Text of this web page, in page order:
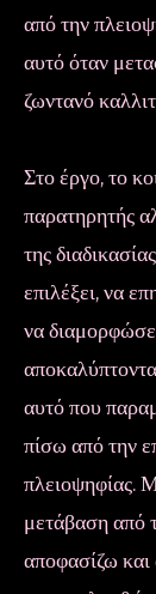
από την
αυτό όταν
ζωντανό
Στο έργο, το
παρατηρητής
της
επιλέξει, να
να
αυτό που
πίσω από την
πλειοψηφίας.
μετάβαση από
αποφασίζω και